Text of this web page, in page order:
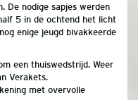
De nodige sapjes werden
5 in de ochtend het licht
enige jeugd bivakkeerde
een thuiswedstrijd. Weer
Verakets.
met overvolle